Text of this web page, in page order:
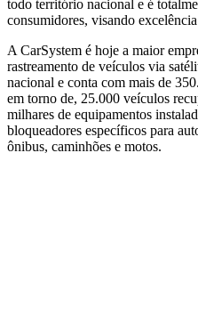
todo território nacional e é
consumidores, visando
A CarSystem é hoje a maior
rastreamento de veículos via
nacional e conta com mais de
em torno de, 25.000 veículos
milhares de equipamentos
bloqueadores específicos para
ônibus, caminhões e motos.